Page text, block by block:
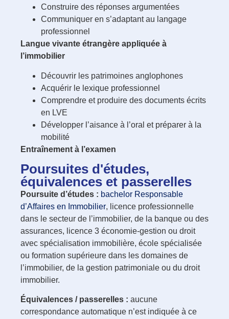
Construire des réponses argumentées
Communiquer en s’adaptant au langage
professionnel
Langue vivante étrangère appliquée à
l’immobilier
Découvrir les patrimoines anglophones
Acquérir le lexique professionnel
Comprendre et produire des documents écrits
en LVE
Développer l’aisance à l’oral et préparer à la
mobilité
Entraînement à l’examen
Poursuites d'études,
équivalences et passerelles
Poursuite d’études : bachelor Responsable
d’Affaires en Immobilier, licence professionnelle
dans le secteur de l’immobilier, de la banque ou des
assurances, licence 3 économie-gestion ou droit
avec spécialisation immobilière, école spécialisée
ou formation supérieure dans les domaines de
l’immobilier, de la gestion patrimoniale ou du droit
immobilier.
Équivalences / passerelles : aucune
correspondance automatique n’est indiquée à ce